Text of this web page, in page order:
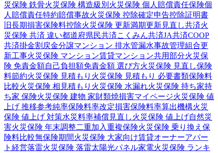
災保険 鉄骨火災保険 構造級別 火災保険 個人賠償責任保険個
人賠償責任特約賠償事故火災保険 控除確定申告控除証明書
旧長期損害保険料控除火災保険 更新満期更新見直し共済火
災保険 共済 違い都道府県民共済こくみん共済JA共済COOP
共済掛金割戻金分譲マンション 排水管漏水事故管理組合更
新工事火災保険 マンション賃貸マンション共用部分火災保
険 免責金額自己負担額免責金額 選び方火災保険 見直し保険
料節約火災保険 見積もり 火災保険 見積もり 必要書類保険料
比較火災保険 相見積もり 火災保険 水漏れ火災保険 持ち家持
ち家 保険火災保険 建物 家財類焼損害マイページ火災保険 値
上げ 推移参考純率保険料率改定損害保険料率算出機構火災
保険 値上げ 対策水災料率補償見直し火災保険 値上げ自然災
害火災保険 年末調整二重加入重複保険火災保険 乗り換え 保
険料比較無保険期間火災保険 大家向け賃貸オーナーアパー
ト経営落雷火災保険 落雷太陽光パネル家電火災保険 ランキ